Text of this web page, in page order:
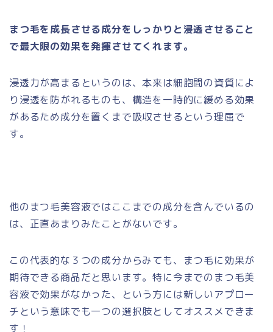
まつ毛を成長させる成分をしっかりと浸透させること
で最大限の効果を発揮させてくれます。
浸透力が高まるというのは、本来は細胞間の資質によ
り浸透を防がれるものも、構造を一時的に緩める効果
があるため成分を置くまで吸収させるという理屈で
す。
他のまつ毛美容液ではここまでの成分を含んでいるの
は、正直あまりみたことがないです。
この代表的な３つの成分からみても、まつ毛に効果が
期待できる商品だと思います。特に今までのまつ毛美
容液で効果がなかった、という方には新しいアプロー
チという意味でも一つの選択肢としてオススメできま
す！